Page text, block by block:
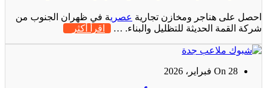
احصل على هناجر ومخازن تجارية عصرية في ظهران الجنوب من
شركة القمة الحديثة للتظليل والبناء. …
اقرأ أكثر
On 28 فبراير، 2026